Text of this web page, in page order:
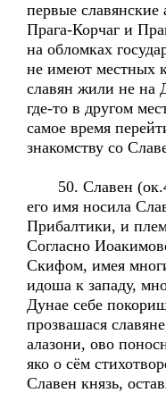
первые славянские
Прага-Корчаг и
на обломках
не имеют местных
славян жили не на
где-то в другом
самое время
знакомству со
50. Славен
его имя носила
Прибалтики, и
Согласно
Скифом, имея
идоша к западу,
Дунае себе
прозвашася
алазони, ово
яко о сём
Славен князь,